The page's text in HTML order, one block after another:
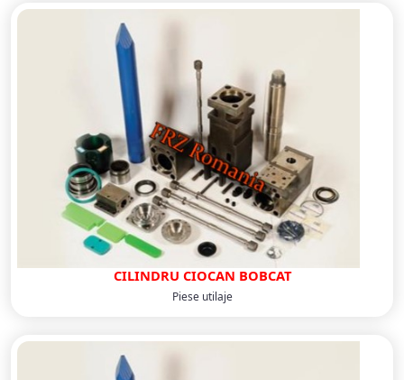
CILINDRU CIOCAN BOBCAT
Piese utilaje